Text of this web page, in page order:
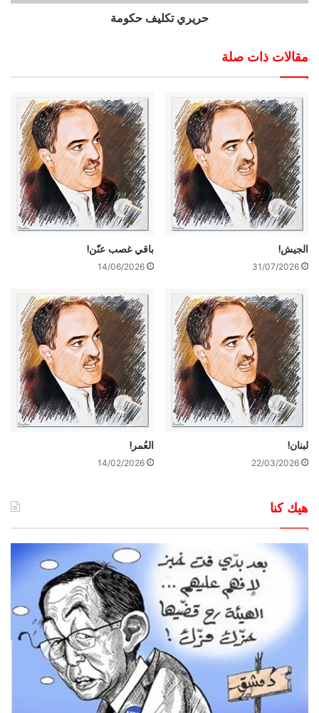
حريري تكليف حكومة
مقالات ذات صلة
الجيش!
31/07/2026
باقي غصب عنّن!
14/06/2026
لبنان!
22/03/2026
العُمر!
14/02/2026
هيك كنا